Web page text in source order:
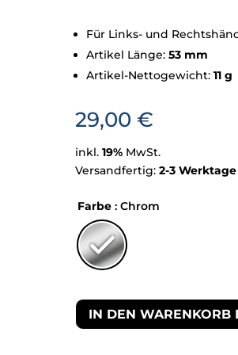
Für Links- und
Artikel Länge: 53 mm
Artikel-Nettogewicht: 11 g
29,00 €
inkl. 19% MwSt.
Versandfertig: 2-3 Werktage
Farbe : Chrom
IN DEN WARENKORB